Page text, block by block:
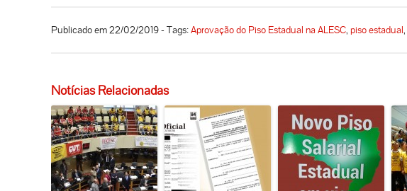
Publicado em 22/02/2019 - Tags:Aprovação do Piso Estadual na ALESC, piso estadual,
Notícias Relacionadas